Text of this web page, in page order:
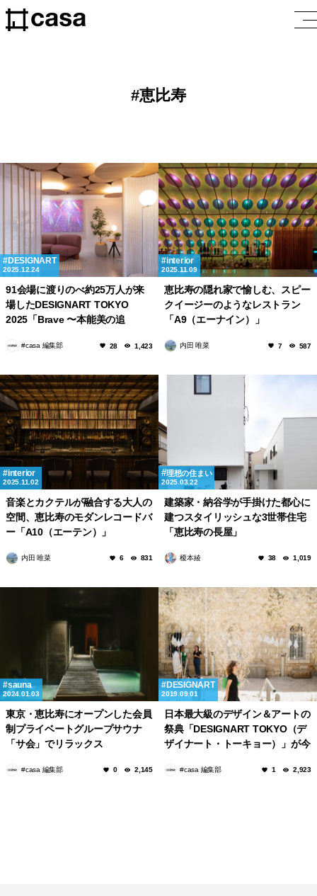
恵比寿
DESIGNART
2025.12.24
91会場に渡りのべ約25万人が来
場したDESIGNART TOKYO
2025「Brave 〜本能美の追
#casa 編集部 28 1,423
interior
2025.11.09
恵比寿の隠れ家で愉しむ、スピー
クイージーのようなレストラン
「A9（エーナイン）」
内田 唯菜 7 587
interior
2025.11.02
音楽とカクテルが融合する大人の
空間、恵比寿のモダンレコードバ
ー「A10（エーテン）」
内田 唯菜 6 831
理想の住まい
2025.03.22
建築家・納谷学が手掛けた都心に
建つスタイリッシュな3世帯住宅
「恵比寿の長屋」
榎本綾 38 1,019
sauna
2024.01.03
東京・恵比寿にオープンした会員
制プライベートグループサウナ
「サ会」でリラックス
#casa 編集部 0 2,145
DESIGNART
2019.09.01
日本最大級のデザイン＆アートの
祭典「DESIGNART TOKYO（デ
ザイナート・トーキョー）」が今
#casa 編集部 1 2,923